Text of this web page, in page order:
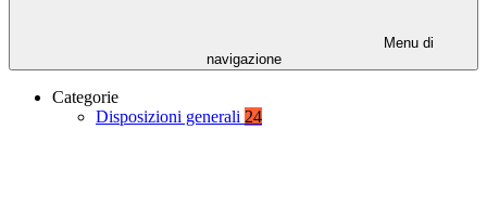
Menu di
navigazione
Categorie
Disposizioni generali 24